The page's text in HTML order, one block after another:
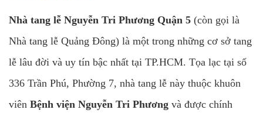
Nhà tang lễ Nguyễn Tri Phương Quận 5 (còn gọi là
Nhà tang lễ Quảng Đông) là một trong những cơ sở tang
lễ lâu đời và uy tín bậc nhất tại TP.HCM. Tọa lạc tại số
336 Trần Phú, Phường 7, nhà tang lễ này thuộc khuôn
viên Bệnh viện Nguyễn Tri Phương và được chính